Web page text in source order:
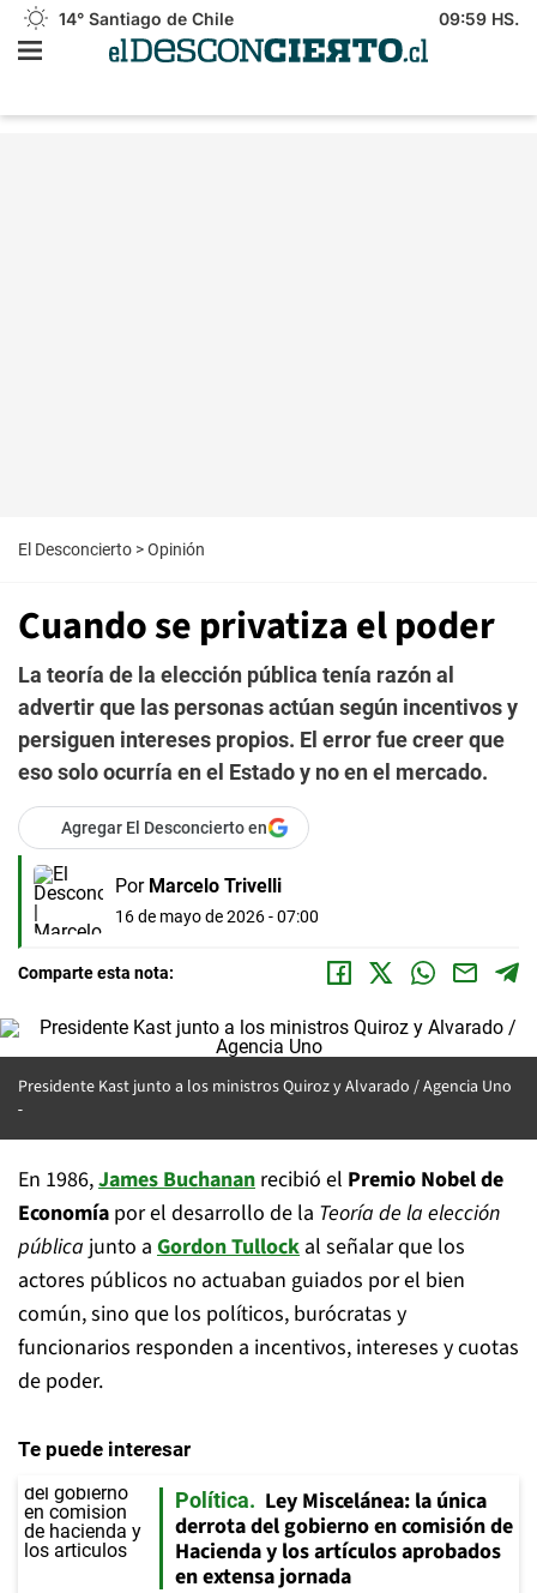
14° Santiago de Chile 09:59 HS.
El Desconcierto >Opinión
Cuando se privatiza el poder
La teoría de la elección pública tenía razón al
advertir que las personas actúan según incentivos y
persiguen intereses propios. El error fue creer que
eso solo ocurría en el Estado y no en el mercado.
Agregar El Desconcierto en
Por Marcelo Trivelli
16 de mayo de 2026 - 07:00
Comparte esta nota:
Presidente Kast junto a los ministros Quiroz y Alvarado / Agencia Uno
En 1986,James Buchanan recibió el Premio Nobel de
Economía por el desarrollo de la Teoría de la elección
pública junto a Gordon Tullock al señalar que los
actores públicos no actuaban guiados por el bien
común, sino que los políticos, burócratas y
funcionarios responden a incentivos, intereses y cuotas
de poder.
Te puede interesar
Política
Ley Miscelánea: la única
derrota del gobierno en comisión de
Hacienda y los artículos aprobados
en extensa jornada